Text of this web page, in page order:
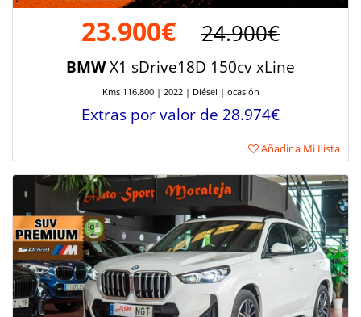
23.900€ 24.900€
BMWX1 sDrive18D 150cv xLine
Kms 116.800 | 2022 | Diésel | ocasión
Extras por valor de 28.974€
Añadir a Mi Lista